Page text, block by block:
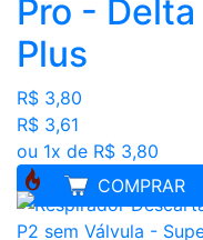
Pro - Delta
Plus
R$ 3,80
R$ 3,61
ou 1x de R$ 3,80
COMPRAR